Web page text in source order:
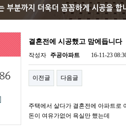
결혼전에 시공했고 맘에듭니다
작성자 주공아파트 16-11-23
이전글 다음글
주택에서 살다가 결혼전에 아파트로
돈이 여유가없어 욕실만 했는데